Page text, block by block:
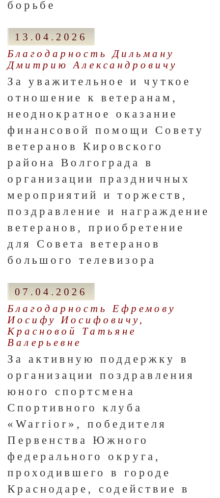
борьбе
13.04.2026
Благодарность Дильману
Дмитрию Александровичу
За уважительное и чуткое
отношение к ветеранам,
неоднократное оказание
финансовой помощи Совету
ветеранов Кировского
района Волгограда в
организации праздничных
мероприятий и торжеств,
поздравление и награждение
ветеранов, приобретение
для Совета ветеранов
большого телевизора
07.04.2026
Благодарность Ефремову
Иосифу Иосифовичу,
Красновой Татьяне
Валерьевне
За активную поддержку в
организации поздравления
юного спортсмена
Спортивного клуба
«Warrior», победителя
Первенства Южного
федерального округа,
проходившего в городе
Краснодаре, содействие в